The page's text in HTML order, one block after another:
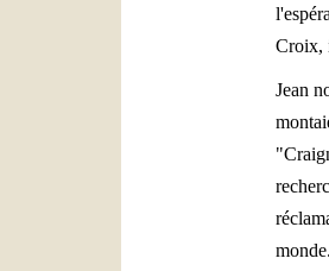
Croix,
Jean